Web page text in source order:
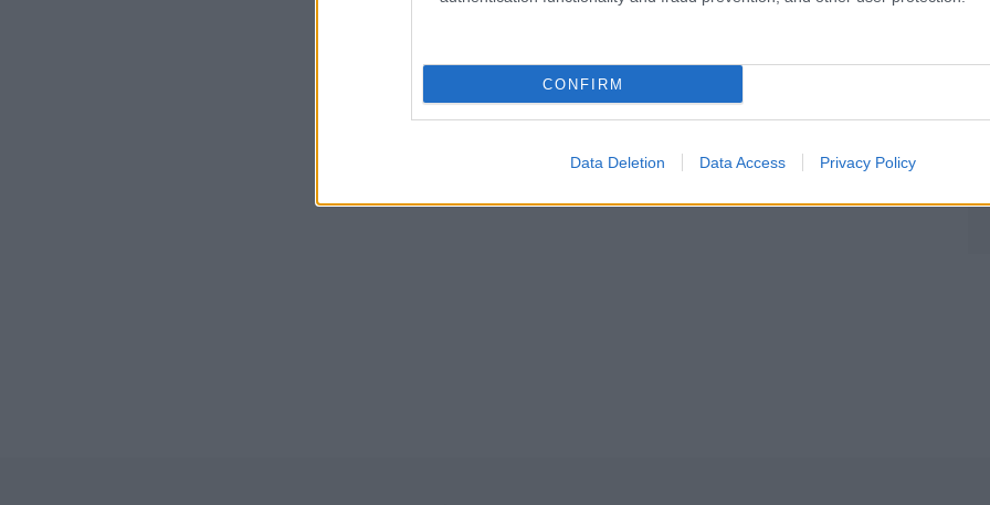
CONFIRM
Data Deletion Data Access Privacy Policy